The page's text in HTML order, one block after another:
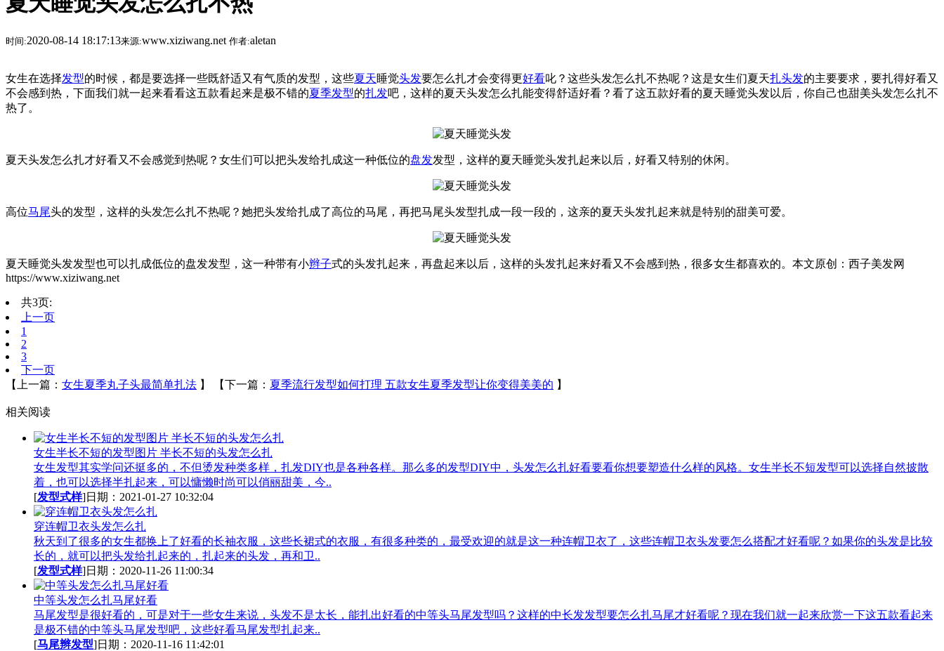
时间:2020-08-14 18:17:13来源:www.xiziwang.net 作者:aletan
女生在选择发型的时候，都是要选择一些既舒适又有气质的发型，这些夏天睡觉头发要怎么扎才会变得更好看叱？这些头发怎么扎不热呢？这是女生们夏天扎头发的主要要求，要扎得好看又
不会感到热，下面我们就一起来看看这五款看起来是极不错的夏季发型的扎发吧，这样的夏天头发怎么扎能变得舒适好看？看了这五款好看的夏天睡觉头发以后，你自己也甜美头发怎么扎不
热了。
夏天头发怎么扎才好看又不会感觉到热呢？女生们可以把头发给扎成这一种低位的盘发发型，这样的夏天睡觉头发扎起来以后，好看又特别的休闲。
高位马尾头的发型，这样的头发怎么扎不热呢？她把头发给扎成了高位的马尾，再把马尾头发型扎成一段一段的，这亲的夏天头发扎起来就是特别的甜美可爱。
夏天睡觉头发发型也可以扎成低位的盘发发型，这一种带有小辫子式的头发扎起来，再盘起来以后，这样的头发扎起来好看又不会感到热，很多女生都喜欢的。本文原创：西子美发网
https://www.xiziwang.net
共3页:
上一页
1
2
3
下一页
【上一篇： 女生夏季丸子头最简单扎法 】 【下一篇： 夏季流行发型如何打理 五款女生夏季发型让你变得美美的 】
相关阅读
女生半长不短的发型图片 半长不短的头发怎么扎
女生发型其实学问还挺多的，不但烫发种类多样，扎发DIY也是各种各样。那么多的发型DIY中，头发怎么扎好看要看你想要塑造什么样的风格。女生半长不短发型可以选择自然披散
着，也可以选择半扎起来，可以慵懒时尚可以俏丽甜美，今..
[发型式样]日期：2021-01-27 10:32:04
穿连帽卫衣头发怎么扎
秋天到了很多的女生都换上了好看的长袖衣服，这些长裙式的衣服，有很多种类的，最受欢迎的就是这一种连帽卫衣了，这些连帽卫衣头发要怎么搭配才好看呢？如果你的头发是比较
长的，就可以把头发给扎起来的，扎起来的头发，再和卫..
[发型式样]日期：2020-11-26 11:00:34
中等头发怎么扎马尾好看
马尾发型是很好看的，可是对于一些女生来说，头发不是太长，能扎出好看的中等头马尾发型吗？这样的中长发发型要怎么扎马尾才好看呢？现在我们就一起来欣赏一下这五款看起来
是极不错的中等头马尾发型吧，这些好看马尾发型扎起来..
[马尾辫发型]日期：2020-11-16 11:42:01